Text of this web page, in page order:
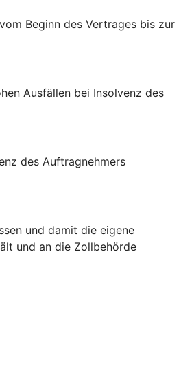
Beginn des Vertrages bis zur
Ausfällen bei Insolvenz des
des Auftragnehmers
und damit die eigene
und an die Zollbehörde